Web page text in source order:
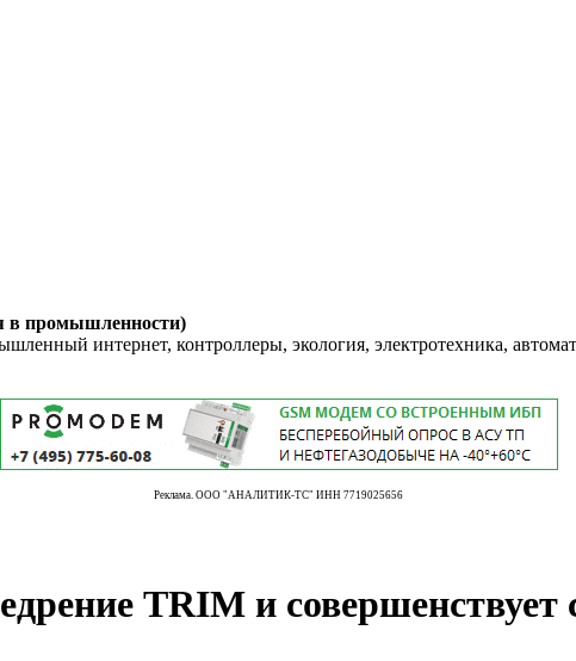
в промышленности)
интернет, контроллеры, экология, электротехника,
Реклама. ООО "АНАЛИТИК-ТС" ИНН 7719025656
TRIM и совершенствует